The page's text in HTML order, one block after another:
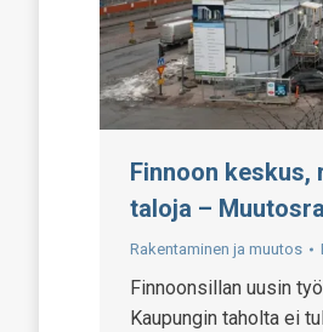
Finnoon keskus,
taloja –
Rakentaminen ja muutos
Finnoonsillan uusin
Kaupungin taholta ei